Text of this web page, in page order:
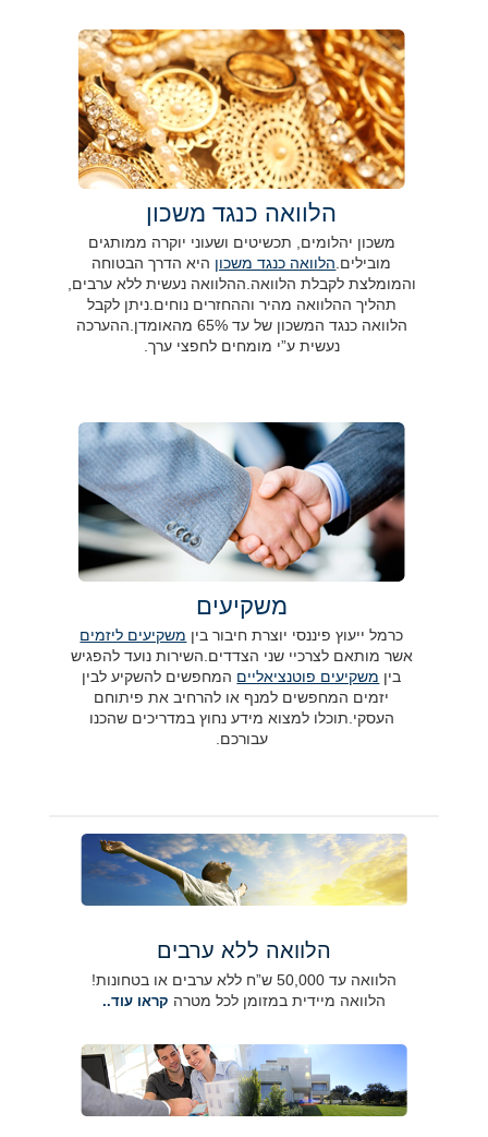
הלוואה כנגד משכון
משכון יהלומים, תכשיטים ושעוני יוקרה ממותגים
מובילים. הלוואה כנגד משכון היא הדרך הבטוחה
והמומלצת לקבלת הלוואה.ההלוואה נעשית ללא ערבים,
תהליך ההלוואה מהיר וההחזרים נוחים.ניתן לקבל
הלוואה כנגד המשכון של עד 65% מהאומדן.ההערכה
נעשית ע”י מומחים לחפצי ערך.
משקיעים
כרמל ייעוץ פיננסי יוצרת חיבור בין משקיעים ליזמים
אשר מותאם לצרכיי שני הצדדים.השירות נועד להפגיש
בין משקיעים פוטנציאליים המחפשים להשקיע לבין
יזמים המחפשים למנף או להרחיב את פיתוחם
העסקי.תוכלו למצוא מידע נחוץ במדריכים שהכנו
עבורכם.
הלוואה ללא ערבים
הלוואה עד 50,000 ש”ח ללא ערבים או בטחונות!
הלוואה מיידית במזומן לכל מטרה קראו עוד..